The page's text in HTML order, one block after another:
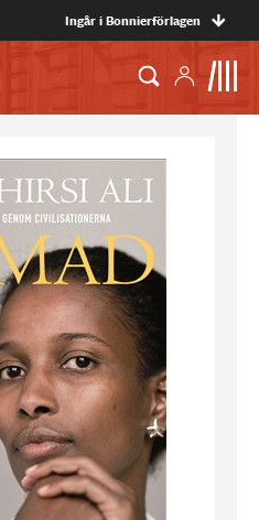
Ingår i Bonnierförlagen